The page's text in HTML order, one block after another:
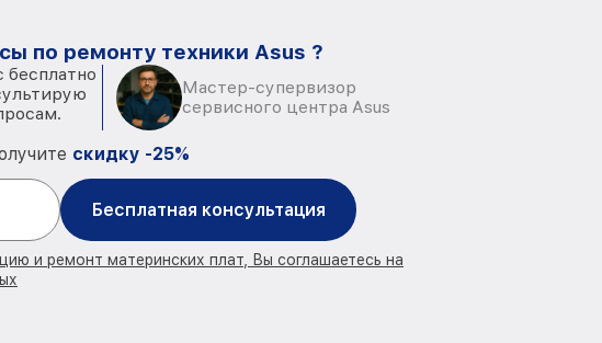
по ремонту техники Asus ?
Мастер-супервизор
сервисного центра Asus
скидку -25%
Бесплатная консультация
и ремонт материнских плат, Вы соглашаетесь на